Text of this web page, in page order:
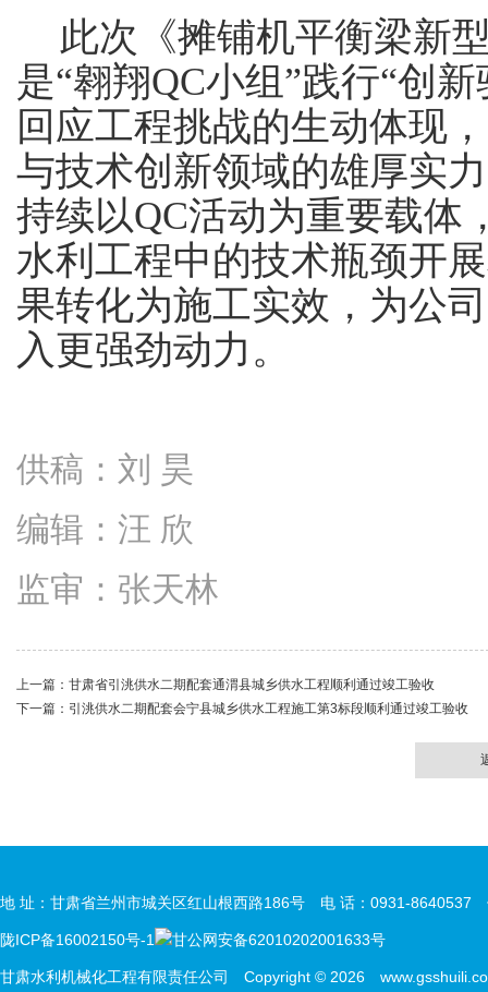
此次《摊铺机平衡梁新
是“翱翔QC小组”践行“创
回应工程挑战的生动体现
与技术创新领域的雄厚实
持续以QC活动为重要载体
水利工程中的技术瓶颈开
果转化为施工实效，为公
入更强劲动力。
供稿：刘 昊
编辑：汪 欣
监审：张天林
上一篇： 甘肃省引洮供水二期配套通渭县城乡供水工程顺利通过竣工验收
下一篇： 引洮供水二期配套会宁县城乡供水工程施工第3标段顺利通过竣工验收
地 址：甘肃省兰州市城关区红山根西路186号 电 话：0931-8640537
陇ICP备16002150号-1 甘公网安备62010202001633号
甘肃水利机械化工程有限责任公司 Copyright © 2026